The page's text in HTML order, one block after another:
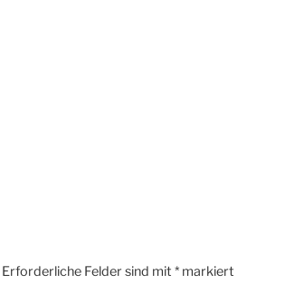
Erforderliche Felder sind mit* markiert